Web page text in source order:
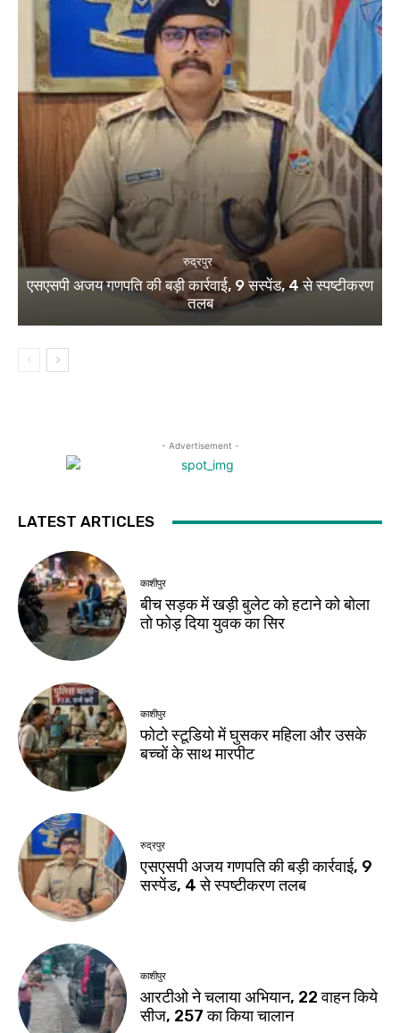
रुद्रपुर
एसएसपी अजय गणपति की बड़ी कार्रवाई, 9 सस्पेंड, 4 से स्पष्टीकरण
तलब
- Advertisement -
LATEST ARTICLES
काशीपुर
बीच सड़क में खड़ी बुलेट को हटाने को बोला
तो फोड़ दिया युवक का सिर
काशीपुर
फोटो स्टूडियो में घुसकर महिला और उसके
बच्चों के साथ मारपीट
रुद्रपुर
एसएसपी अजय गणपति की बड़ी कार्रवाई, 9
सस्पेंड, 4 से स्पष्टीकरण तलब
काशीपुर
आरटीओ ने चलाया अभियान, 22 वाहन किये
सीज, 257 का किया चालान